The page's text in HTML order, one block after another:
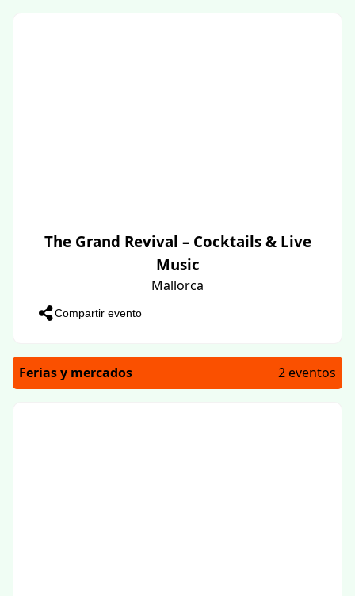
The Grand Revival – Cocktails & Live
Music
Mallorca
Compartir evento
Ferias y mercados 2 eventos